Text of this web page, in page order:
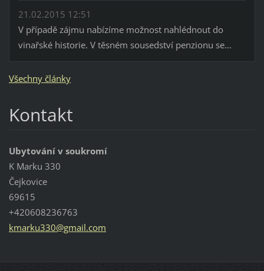
21.02.2015 12:51
V případě zájmu nabízíme možnost nahlédnout do
vinařské historie. V těsném sousedství penzionu se...
Všechny články
Kontakt
Ubytování v soukromí
K Marku 330
Čejkovice
69615
+420608236763
kmarku330@gmail.com